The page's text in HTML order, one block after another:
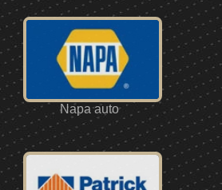
Napa auto